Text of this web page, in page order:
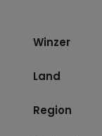
Winzer
Land
Region